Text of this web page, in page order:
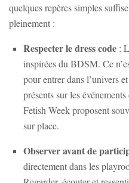
quelques repères simples
pleinement :
Respecter le dress code :
inspirées du BDSM. Ce
pour entrer dans l’univers
présents sur les
Fetish Week proposent
sur place.
Observer avant de
directement dans les